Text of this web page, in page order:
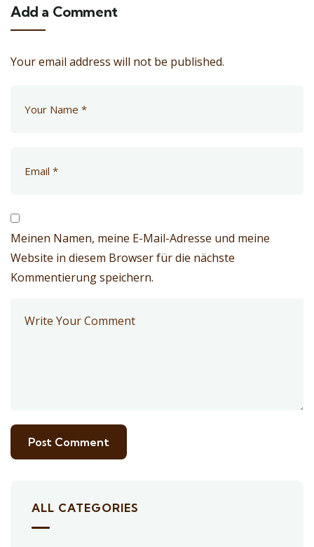
Add a Comment
Your email address will not be published.
Meinen Namen, meine E-Mail-Adresse und meine
Website in diesem Browser für die nächste
Kommentierung speichern.
ALL CATEGORIES